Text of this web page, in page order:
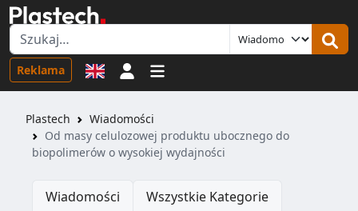
Reklama Logowanie
Plastech
Wiadomości
Od masy celulozowej produktu ubocznego do
biopolimerów o wysokiej wydajności
Wiadomości Wszystkie Kategorie